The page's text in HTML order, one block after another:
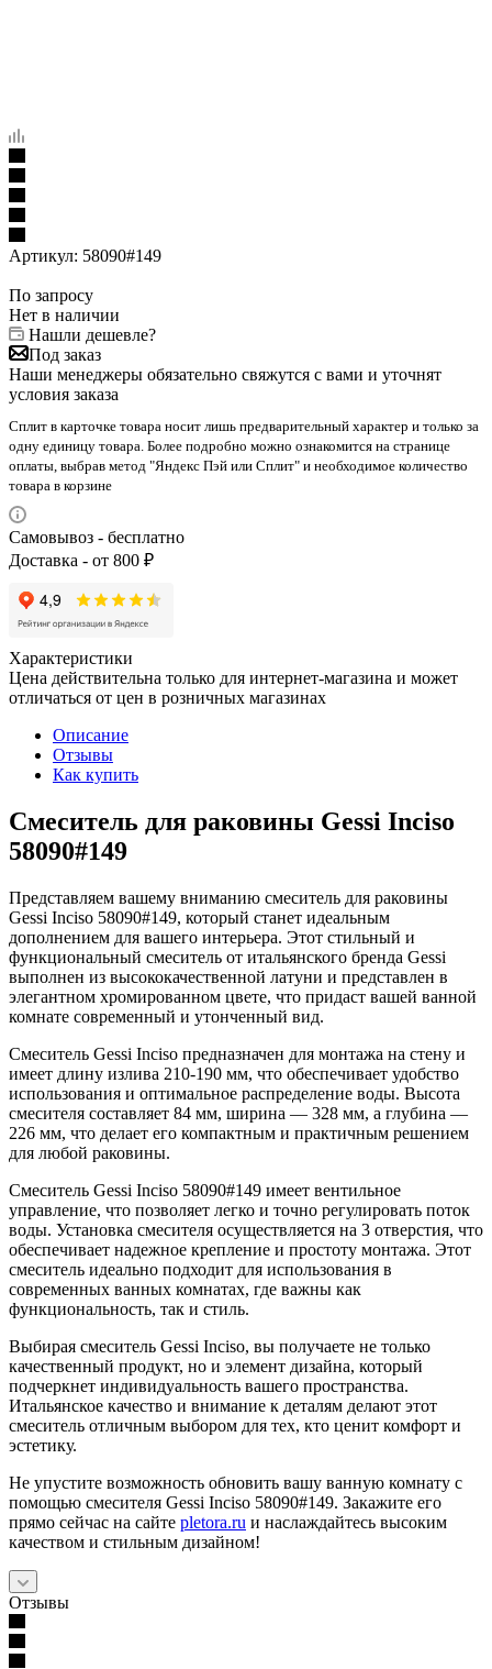
Артикул: 58090#149
По запросу
Нет в наличии
Нашли дешевле?
Под заказ
Наши менеджеры обязательно свяжутся с вами и уточнят
условия заказа
Сплит в карточке товара носит лишь предварительный характер и только за
одну единицу товара. Более подробно можно ознакомится на странице
оплаты, выбрав метод "Яндекс Пэй или Сплит" и необходимое количество
товара в корзине
Самовывоз - бесплатно
Доставка - от 800 ₽
Характеристики
Цена действительна только для интернет-магазина и может
отличаться от цен в розничных магазинах
Описание
Отзывы
Как купить
Смеситель для раковины Gessi Inciso
58090#149
Представляем вашему вниманию смеситель для раковины
Gessi Inciso 58090#149, который станет идеальным
дополнением для вашего интерьера. Этот стильный и
функциональный смеситель от итальянского бренда Gessi
выполнен из высококачественной латуни и представлен в
элегантном хромированном цвете, что придаст вашей ванной
комнате современный и утонченный вид.
Смеситель Gessi Inciso предназначен для монтажа на стену и
имеет длину излива 210-190 мм, что обеспечивает удобство
использования и оптимальное распределение воды. Высота
смесителя составляет 84 мм, ширина — 328 мм, а глубина —
226 мм, что делает его компактным и практичным решением
для любой раковины.
Смеситель Gessi Inciso 58090#149 имеет вентильное
управление, что позволяет легко и точно регулировать поток
воды. Установка смесителя осуществляется на 3 отверстия, что
обеспечивает надежное крепление и простоту монтажа. Этот
смеситель идеально подходит для использования в
современных ванных комнатах, где важны как
функциональность, так и стиль.
Выбирая смеситель Gessi Inciso, вы получаете не только
качественный продукт, но и элемент дизайна, который
подчеркнет индивидуальность вашего пространства.
Итальянское качество и внимание к деталям делают этот
смеситель отличным выбором для тех, кто ценит комфорт и
эстетику.
Не упустите возможность обновить вашу ванную комнату с
помощью смесителя Gessi Inciso 58090#149. Закажите его
прямо сейчас на сайте pletora.ru и наслаждайтесь высоким
качеством и стильным дизайном!
Отзывы